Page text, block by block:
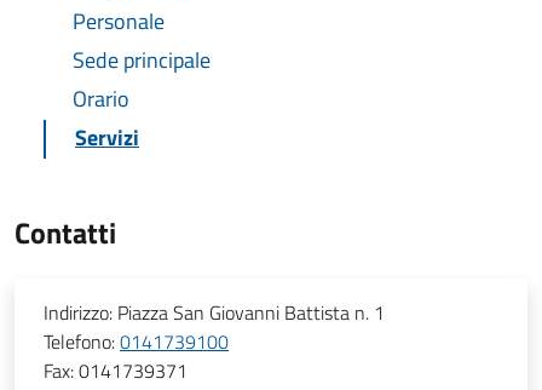
Personale
Sede principale
Orario
Servizi
Contatti
Indirizzo: Piazza San Giovanni Battista n. 1
Telefono:0141739100
Fax:0141739371